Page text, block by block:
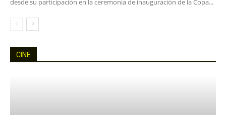
desde su participación en la ceremonia de inauguración de la Copa...
CINE